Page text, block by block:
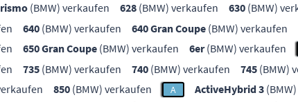
(BMW) verkaufen 628 (BMW) verkaufen 630 (BMW)
640 (BMW) verkaufen 640 Gran Coupe (BMW) verkaufen
650 Gran Coupe (BMW) verkaufen 6er(BMW) verkaufen
735 (BMW) verkaufen 740 (BMW) verkaufen 745 (BMW)
850 (BMW) verkaufen A ActiveHybrid 3